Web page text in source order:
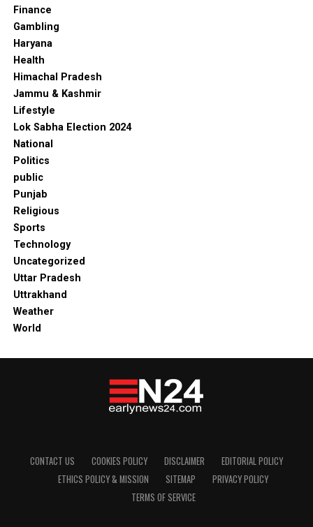
Finance
Gambling
Haryana
Health
Himachal Pradesh
Jammu & Kashmir
Lifestyle
Lok Sabha Election 2024
National
Politics
public
Punjab
Religious
Sports
Technology
Uncategorized
Uttar Pradesh
Uttrakhand
Weather
World
CONTACT US COOKIES POLICY DISCLAIMER
EDITORIAL POLICY
ETHICS POLICY & MISSION
SITEMAP
PRIVACY POLICY
TERMS OF SERVICE